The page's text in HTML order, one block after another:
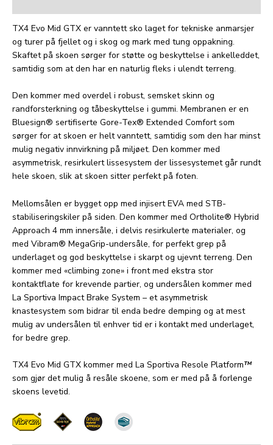
TX4 Evo Mid GTX er vanntett sko laget for tekniske anmarsjer
og turer på fjellet og i skog og mark med tung oppakning.
Skaftet på skoen sørger for støtte og beskyttelse i ankelleddet,
samtidig som at den har en naturlig fleks i ulendt terreng.
Den kommer med overdel i robust, semsket skinn og
randforsterkning og tåbeskyttelse i gummi. Membranen er en
Bluesign® sertifiserte Gore-Tex® Extended Comfort som
sørger for at skoen er helt vanntett, samtidig som den har minst
mulig negativ innvirkning på miljøet. Den kommer med
asymmetrisk, resirkulert lissesystem der lissesystemet går rundt
hele skoen, slik at skoen sitter perfekt på foten.
Mellomsålen er bygget opp med injisert EVA med STB-
stabiliseringskiler på siden. Den kommer med Ortholite® Hybrid
Approach 4 mm innersåle, i delvis resirkulerte materialer, og
med Vibram® MegaGrip-undersåle, for perfekt grep på
underlaget og god beskyttelse i skarpt og ujevnt terreng. Den
kommer med «climbing zone» i front med ekstra stor
kontaktflate for krevende partier, og undersålen kommer med
La Sportiva Impact Brake System – et asymmetrisk
knastesystem som bidrar til enda bedre demping og at mest
mulig av undersålen til enhver tid er i kontakt med underlaget,
for bedre grep.
TX4 Evo Mid GTX kommer med La Sportiva Resole Platform™
som gjør det mulig å resåle skoene, som er med på å forlenge
skoens levetid.